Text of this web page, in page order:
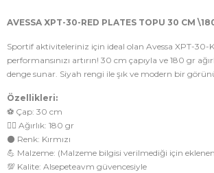
AVESSA XPT-30-RED PLATES TOPU 30 CM
Sportif aktiviteleriniz için ideal olan Avessa XPT-30-
performansınızı artırın! 30 cm çapıyla ve 180 gr
denge sunar. Siyah rengi ile şık ve modern bir
Özellikleri:
⚽️ Çap: 30 cm
🏋️‍♀️ Ağırlık: 180 gr
⚫️ Renk: Kırmızı
💪 Malzeme: (Malzeme bilgisi verilmediği için
💯 Kalite: Alsepeteavm güvencesiyle